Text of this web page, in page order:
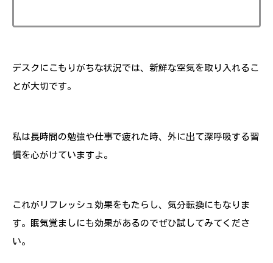
デスクにこもりがちな状況では、新鮮な空気を取り入れるこ
とが大切です。
私は長時間の勉強や仕事で疲れた時、外に出て深呼吸する習
慣を心がけていますよ。
これがリフレッシュ効果をもたらし、気分転換にもなりま
す。眠気覚ましにも効果があるのでぜひ試してみてくださ
い。